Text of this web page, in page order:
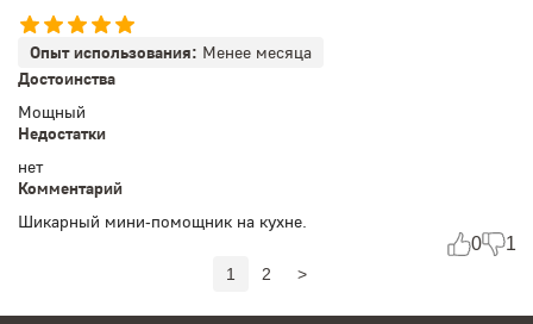
Опыт использования: Менее месяца
Достоинства
Мощный
Недостатки
нет
Комментарий
Шикарный мини-помощник на кухне.
0 1
1 2 >